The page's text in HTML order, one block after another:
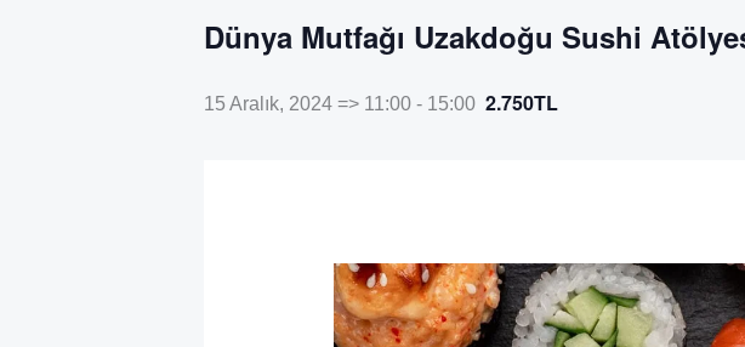
Dünya Mutfağı Uzakdoğu Sushi
15 Aralık, 2024 => 11:00 - 15:00 2.750TL